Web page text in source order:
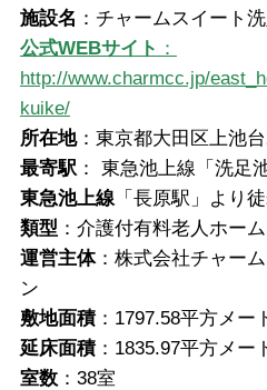
施設名 ：チャームスイート
公式WEBサイト ：
http://www.charmcc.jp/
kuike/
所在地：東京都大田区上池
最寄駅 ： 東急池上線「洗足
東急池上線 「長原駅」より
類型 ：介護付有料老人ホーム
運営主体：株式会社チャー
ン
敷地面積：1797.58平方メー
延床面積：1835.97平方メー
室数：38室